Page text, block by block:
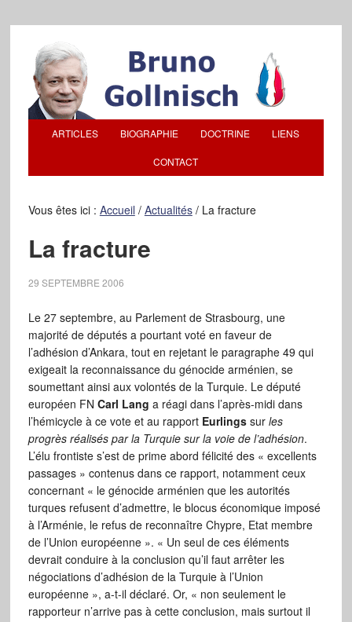
ARTICLES BIOGRAPHIE DOCTRINE LIENS
CONTACT
Vous êtes ici : Accueil / Actualités /La fracture
La fracture
29 SEPTEMBRE 2006
Le 27 septembre, au Parlement de Strasbourg, une
majorité de députés a pourtant voté en faveur de
l’adhésion d’Ankara, tout en rejetant le paragraphe 49 qui
exigeait la reconnaissance du génocide arménien, se
soumettant ainsi aux volontés de la Turquie. Le député
européen FN Carl Lang a réagi dans l’après-midi dans
l’hémicycle à ce vote et au rapport Eurlingssur les
progrès réalisés par la Turquie sur la voie de l’adhésion.
L’élu frontiste s’est de prime abord félicité des « excellents
passages » contenus dans ce rapport, notamment ceux
concernant « le génocide arménien que les autorités
turques refusent d’admettre, le blocus économique imposé
à l’Arménie, le refus de reconnaître Chypre, Etat membre
de l’Union européenne ». « Un seul de ces éléments
devrait conduire à la conclusion qu’il faut arrêter les
négociations d’adhésion de la Turquie à l’Union
européenne », a-t-il déclaré. Or, « non seulement le
rapporteur n’arrive pas à cette conclusion, mais surtout il